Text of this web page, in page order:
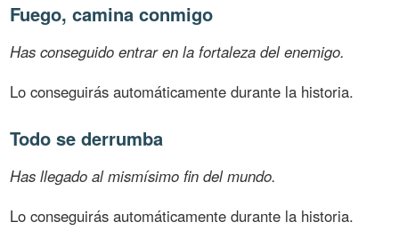
Fuego, camina conmigo
Has conseguido entrar en la fortaleza del enemigo.
Lo conseguirás automáticamente durante la historia.
Todo se derrumba
Has llegado al mismísimo fin del mundo.
Lo conseguirás automáticamente durante la historia.